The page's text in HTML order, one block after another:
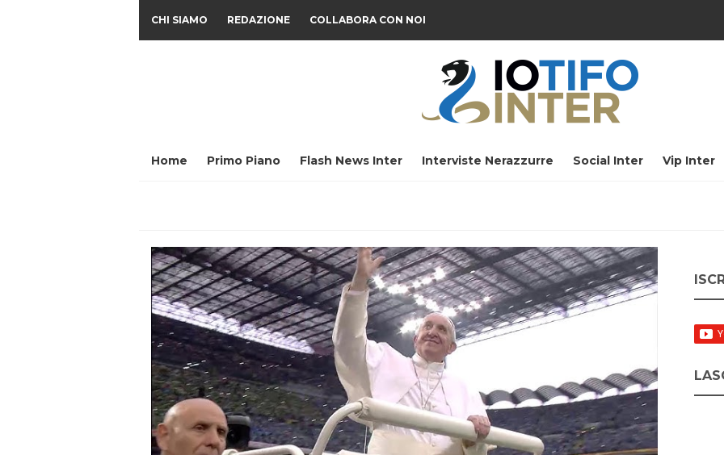
CHI SIAMO REDAZIONE COLLABORA CON NOI
Home Primo Piano Flash News Inter Interviste Nerazzurre Social Inter Vip Inter